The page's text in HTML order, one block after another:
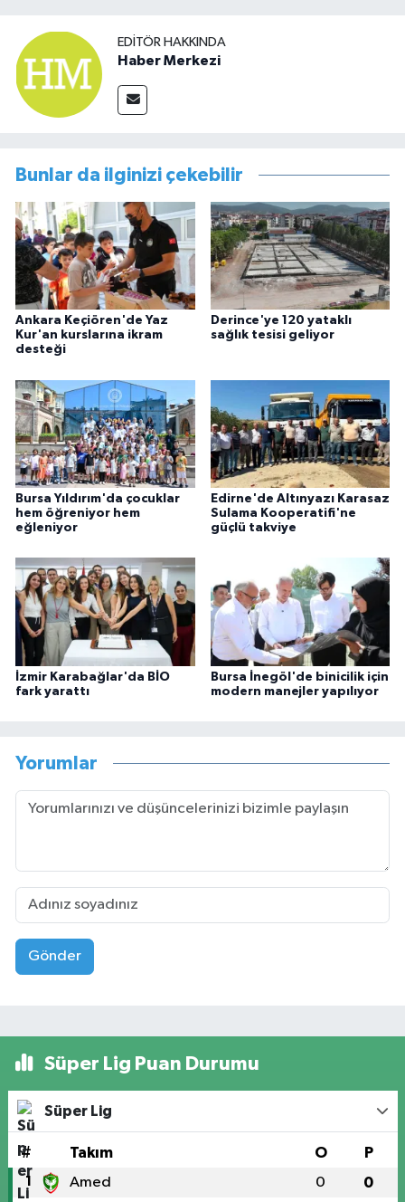
EDITÖR HAKKINDA
Haber Merkezi
Bunlar da ilginizi çekebilir
Ankara Keçiören'de Yaz
Kur'an kurslarına ikram
desteği
Derince'ye 120 yataklı
sağlık tesisi geliyor
Bursa Yıldırım'da çocuklar
hem öğreniyor hem
eğleniyor
Edirne'de Altınyazı Karasaz
Sulama Kooperatifi'ne
güçlü takviye
İzmir Karabağlar'da BİO
fark yarattı
Bursa İnegöl'de binicilik için
modern manejler yapılıyor
Yorumlar
Gönder
Süper Lig Puan Durumu
Süper Lig
# Takım O P
1 Amed 0 0